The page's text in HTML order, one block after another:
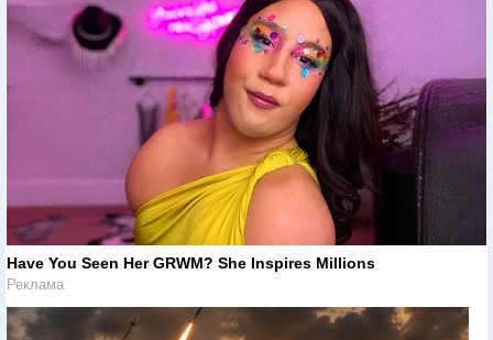
Have You Seen Her GRWM? She Inspires Millions
Реклама